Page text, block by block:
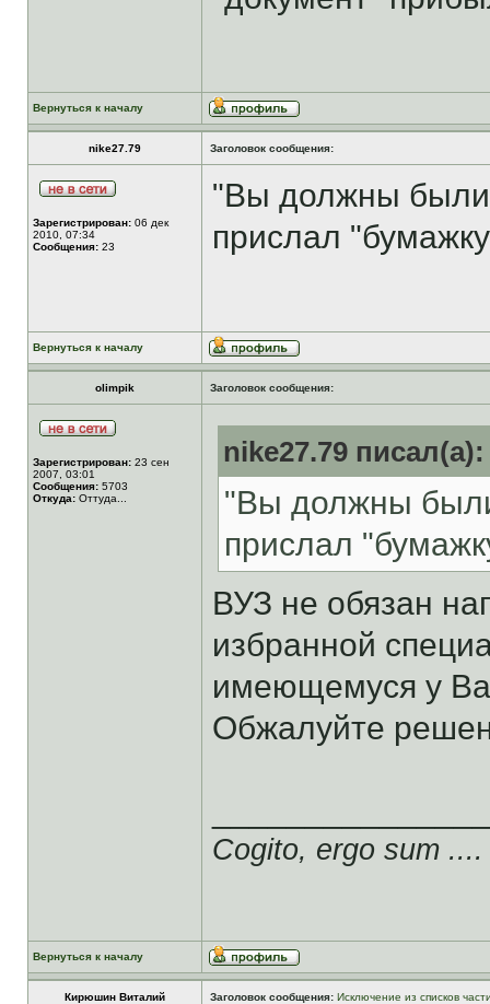
Вернуться к началу
nike27.79 Заголовок сообщения:
Зарегистрирован: 06 дек
2010, 07:34
Сообщения: 23
"Вы должны были
прислал
Вернуться к началу
olimpik Заголовок сообщения:
Зарегистрирован: 23 сен
2007, 03:01
Сообщения: 5703
Откуда: Оттуда...
nike27.79 писал(а):
"Вы должны
прислал
ВУЗ не обязан
избранной
имеющемуся у
Обжалуйте
Cogito, ergo sum ....
Вернуться к началу
Кирюшин Виталий Заголовок сообщения: Исключение из списков